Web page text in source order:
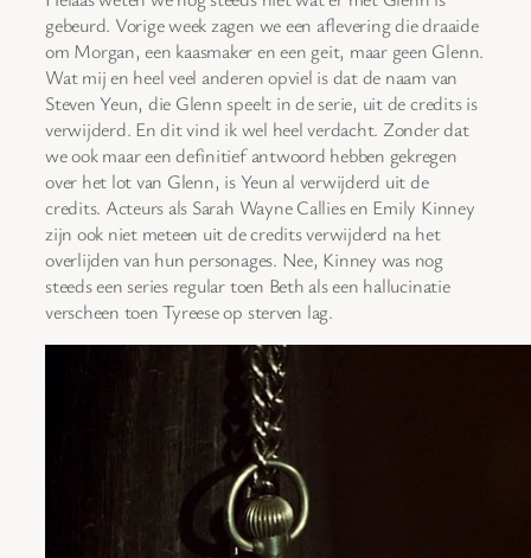
gebeurd. Vorige week zagen we een aflevering die draaide
om Morgan, een kaasmaker en een geit, maar geen Glenn.
Wat mij en heel veel anderen opviel is dat de naam van
Steven Yeun, die Glenn speelt in de serie, uit de credits is
verwijderd. En dit vind ik wel heel verdacht. Zonder dat
we ook maar een definitief antwoord hebben gekregen
over het lot van Glenn, is Yeun al verwijderd uit de
credits. Acteurs als Sarah Wayne Callies en Emily Kinney
zijn ook niet meteen uit de credits verwijderd na het
overlijden van hun personages. Nee, Kinney was nog
steeds een series regular toen Beth als een hallucinatie
verscheen toen Tyreese op sterven lag.